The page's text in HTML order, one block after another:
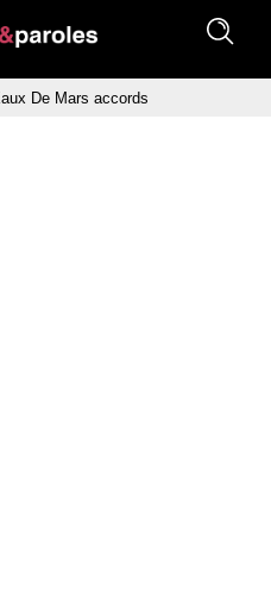
De Mars accords